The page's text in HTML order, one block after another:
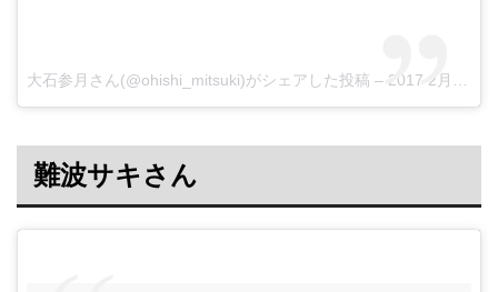
大石参月さん(@ohishi_mitsuki)がシェアした投稿 – 2017 2月 21 11:47午後 PST
難波サキさん